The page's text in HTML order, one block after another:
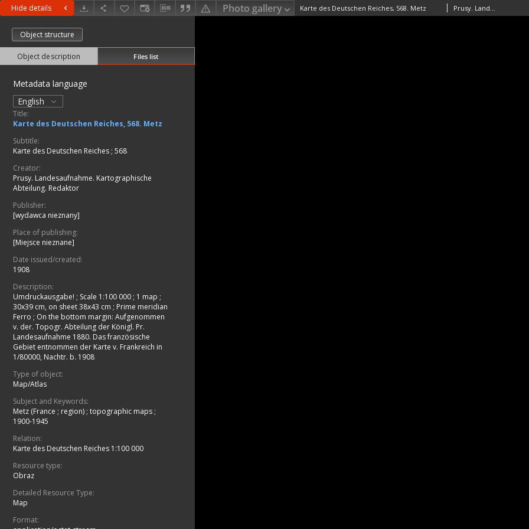
Hide details Photo gallery Karte des Deutschen Reiches, 568. Metz Prusy. Landesaufnahme. Kartographische Abteilung. Redaktor
Object structure
Object description Files list
Metadata language
English
Title:
Karte des Deutschen Reiches, 568. Metz
Subtitle:
Karte des Deutschen Reiches ; 568
Creator:
Prusy. Landesaufnahme. Kartographische
Abteilung. Redaktor
Publisher:
[wydawca nieznany]
Place of publishing:
[Miejsce nieznane]
Date issued/created:
1908
Description:
Umdruckausgabe! ; Scale 1:100 000 ; 1 map ;
30x39 cm, on sheet 38x43 cm ; Prime meridian
Ferro ; On the bottom margin: Aufgenommen
v. der. Topogr. Abteilung der Königl. Pr.
Landesaufnahme 1880. Das französische
Gebiet entnommen der Karte v. Frankreich in
1/80000, Nachtr. b. 1908
Type of object:
Map/Atlas
Subject and Keywords:
Metz (France ; region) ; topographic maps ;
1900-1945
Relation:
Karte des Deutschen Reiches 1:100 000
Resource type:
Obraz
Detailed Resource Type:
Map
Format: